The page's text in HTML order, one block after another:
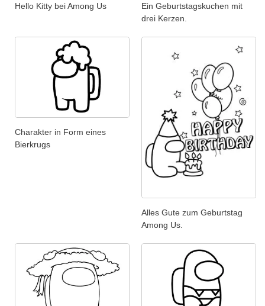
Hello Kitty bei Among Us
Ein Geburtstagskuchen mit
drei Kerzen.
Charakter in Form eines
Bierkrugs
Alles Gute zum Geburtstag
Among Us.